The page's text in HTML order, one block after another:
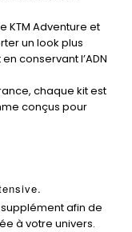
KTM Adventure et
un look plus
conservant l’ADN
chaque kit est
conçus pour
afin de
à votre univers.